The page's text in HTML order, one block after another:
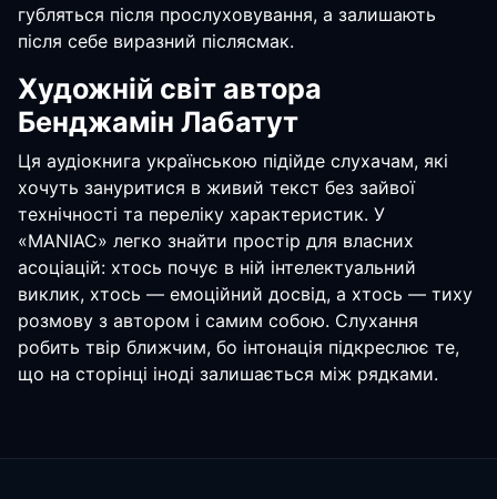
губляться після прослуховування, а залишають
після себе виразний післясмак.
Художній світ автора
Бенджамін Лабатут
Ця аудіокнига українською підійде слухачам, які
хочуть зануритися в живий текст без зайвої
технічності та переліку характеристик. У
«MANIAC» легко знайти простір для власних
асоціацій: хтось почує в ній інтелектуальний
виклик, хтось — емоційний досвід, а хтось — тиху
розмову з автором і самим собою. Слухання
робить твір ближчим, бо інтонація підкреслює те,
що на сторінці іноді залишається між рядками.